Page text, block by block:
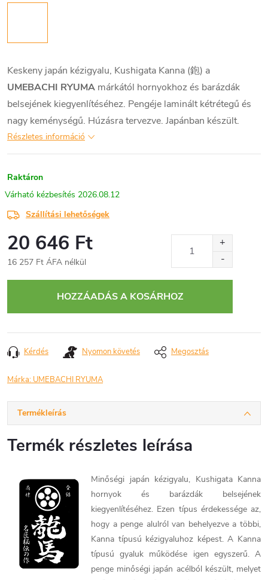
Keskeny japán kézigyalu, Kushigata Kanna (鉋) a
UMEBACHI RYUMA márkától hornyokhoz és barázdák
belsejének kiegyenlítéséhez. Pengéje laminált kétrétegű és
nagy keménységű. Húzásra tervezve. Japánban készült.
Részletes információ
Raktáron
2026.08.12
Szállítási lehetőségek
20 646 Ft
16 257 Ft ÁFA nélkül
HOZZÁADÁS A KOSÁRHOZ
Kérdés Nyomon követés Megosztás
Márka: UMEBACHI RYUMA
Termékleírás
Termék részletes leírása
Minőségi japán kézigyalu, Kushigata Kanna
hornyok és barázdák belsejének
kiegyenlítéséhez. Ezen típus érdekessége az,
hogy a penge alulról van behelyezve a többi,
Kanna típusú kézigyaluhoz képest. A Kanna
típusú gyaluk működése igen egyszerű. A
penge minőségi japán acélból készült, melyet